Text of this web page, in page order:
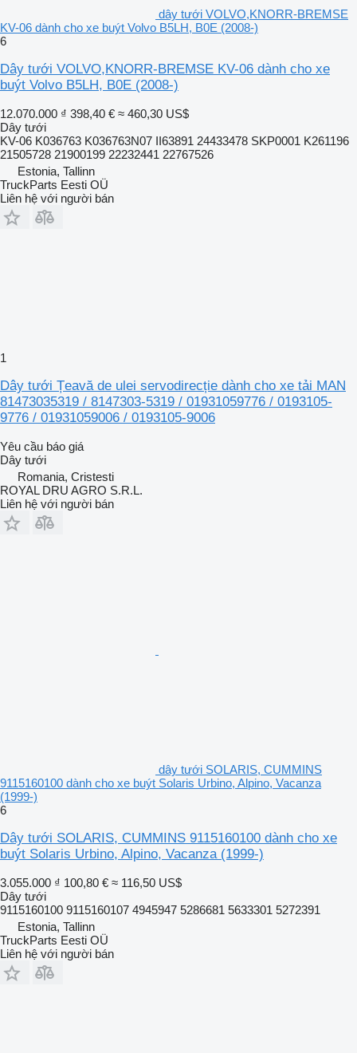
dây tưới VOLVO,KNORR-BREMSE
KV-06 dành cho xe buýt Volvo B5LH, B0E (2008-)
6
Dây tưới VOLVO,KNORR-BREMSE KV-06 dành cho xe
buýt Volvo B5LH, B0E (2008-)
12.070.000 ₫ 398,40 € ≈ 460,30 US$
Dây tưới
KV-06 K036763 K036763N07 II63891 24433478 SKP0001 K261196
21505728 21900199 22232441 22767526
Estonia, Tallinn
TruckParts Eesti OÜ
Liên hệ với người bán
1
Dây tưới Țeavă de ulei servodirecție dành cho xe tải MAN
81473035319 / 8147303-5319 / 01931059776 / 0193105-
9776 / 01931059006 / 0193105-9006
Yêu cầu báo giá
Dây tưới
Romania, Cristesti
ROYAL DRU AGRO S.R.L.
Liên hệ với người bán
dây tưới SOLARIS, CUMMINS
9115160100 dành cho xe buýt Solaris Urbino, Alpino, Vacanza
(1999-)
6
Dây tưới SOLARIS, CUMMINS 9115160100 dành cho xe
buýt Solaris Urbino, Alpino, Vacanza (1999-)
3.055.000 ₫ 100,80 € ≈ 116,50 US$
Dây tưới
9115160100 9115160107 4945947 5286681 5633301 5272391
Estonia, Tallinn
TruckParts Eesti OÜ
Liên hệ với người bán